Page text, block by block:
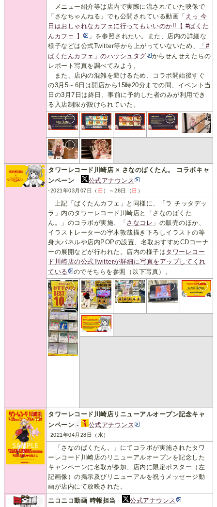
メニュー紹介等は店内で実際に流されていた映像で
「さなちゃんねる」でも公開されている動画「 えっ 今
日はおしゃれなカフェに行ってもいいのか!!【 #ばくた
んカフェ 】
」を参照されたい。また、店内の詳細な
様子などは公式Twitter等から上がっていないため、
「#
ばくたんカフェ」のハッシュタグ
からせんせえたちの
レポート写真を調べてみよう。
また、店内の混雑を避けるため、コラボ開始後すぐ
の3月5～6日は開店から15時20分までの間、イベント当
日の3月7日は終日、事前に予約した者のみが利用でき
る入店制限が設けられていた。
タワーレコード川崎店 × さなのばくたん。 コラボキャ
ンペーン - 公式アナウンス
-2021年03月07日（ 日 ）～28日（ 日 ）
上記「ばくたんカフェ」と同様に、「ラ チッタデッ
ラ」内のタワーレコード川崎店と「さなのばくた
ん。」のコラボが実施、「 さなコレ 」の販売のほか、
イラストレーターの宇木敦哉描き下ろしイラストの等
身大パネルや店内POPの設置、名取おすすめCDコーナ
ーの展開などが行われた。店内の様子はタワーレコー
ド川崎店の公式Twitterが詳細に写真をアップしてくれ
ている
のでそちらを参照（以下写真）。
タワーレコード川崎店リニューアルオープン記念キャ
ンペーン - 公式アナウンス
-2021年04月28日（水）
「さなのばくたん。」にてコラボが実施されたタワ
ーレコード川崎店のリニューアルオープンを記念した
キャンペーンに名取が参加、店内に限定ポスター（左
記画像）の掲示及びリニューアルを祝うメッセージ動
画が店内にて放映された。
ニコニコ動画 時報担当 - 公式アナウンス